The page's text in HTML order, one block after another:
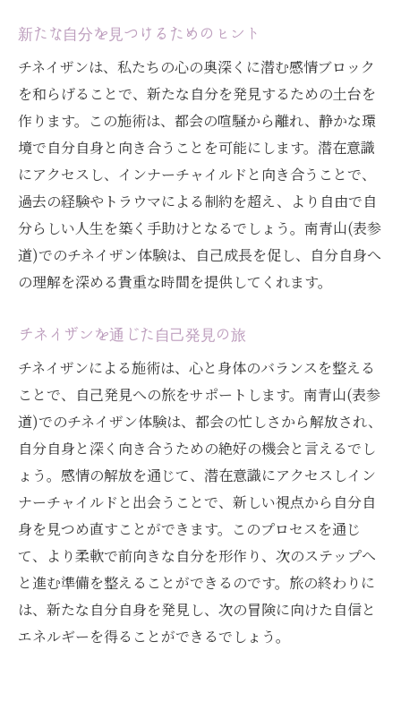
新たな自分を見つけるためのヒント
チネイザンは、私たちの心の奥深くに潜む感情ブロック
を和らげることで、新たな自分を発見するための土台を
作ります。この施術は、都会の喧騒から離れ、静かな環
境で自分自身と向き合うことを可能にします。潜在意識
にアクセスし、インナーチャイルドと向き合うことで、
過去の経験やトラウマによる制約を超え、より自由で自
分らしい人生を築く手助けとなるでしょう。南青山(表参
道)でのチネイザン体験は、自己成長を促し、自分自身へ
の理解を深める貴重な時間を提供してくれます。
チネイザンを通じた自己発見の旅
チネイザンによる施術は、心と身体のバランスを整える
ことで、自己発見への旅をサポートします。南青山(表参
道)でのチネイザン体験は、都会の忙しさから解放され、
自分自身と深く向き合うための絶好の機会と言えるでし
ょう。感情の解放を通じて、潜在意識にアクセスしイン
ナーチャイルドと出会うことで、新しい視点から自分自
身を見つめ直すことができます。このプロセスを通じ
て、より柔軟で前向きな自分を形作り、次のステップへ
と進む準備を整えることができるのです。旅の終わりに
は、新たな自分自身を発見し、次の冒険に向けた自信と
エネルギーを得ることができるでしょう。